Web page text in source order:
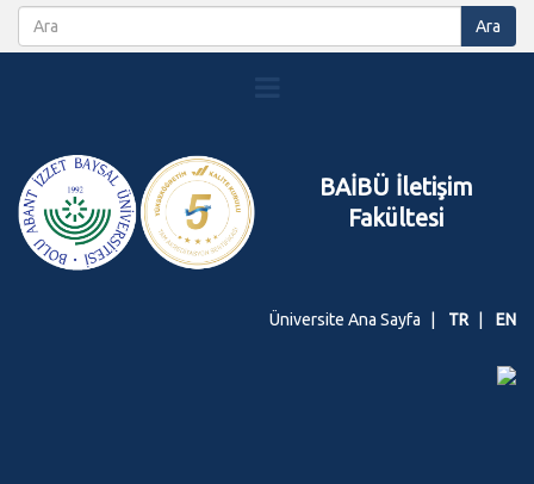
BAİBÜ İletişim
Fakültesi
Üniversite Ana Sayfa TR EN